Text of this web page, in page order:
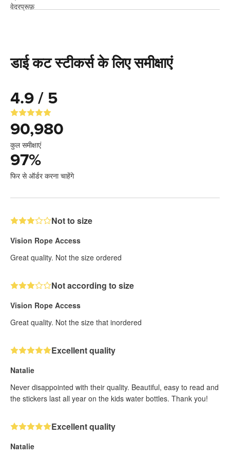
डाई कट स्टीकर्स के लिए समीक्षाएं
4.9 / 5
90,980
कुल समीक्षाएं
97%
फिर से ऑर्डर करना चाहेंगे
Not to size
Vision Rope Access
Great quality. Not the size ordered
Not according to size
Vision Rope Access
Great quality. Not the size that inordered
Excellent quality
Natalie
Never disappointed with their quality. Beautiful, easy to read and
the stickers last all year on the kids water bottles. Thank you!
Excellent quality
Natalie